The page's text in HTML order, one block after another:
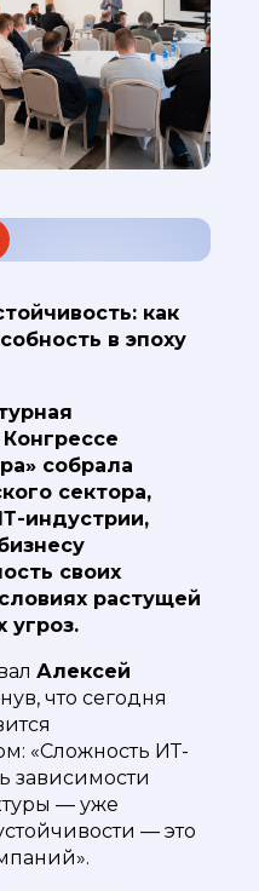
как
в эпоху
собрала
сектора,
индустрии,
своих
растущей
угроз.
Алексей
что сегодня
«Сложность ИТ-
зависимости
— уже
— это